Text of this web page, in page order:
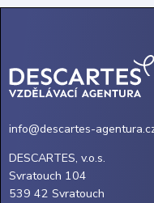
info@descartes-
DESCARTES, v.o.s.
Svratouch 104
539 42 Svratouch